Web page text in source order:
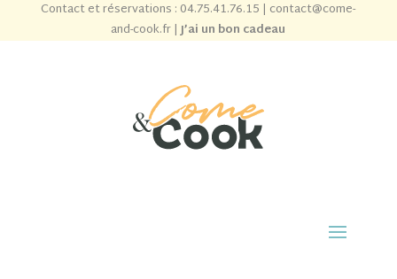
Contact et réservations : 04.75.41.76.15 | contact@come-
and-cook.fr|J’ai un bon cadeau